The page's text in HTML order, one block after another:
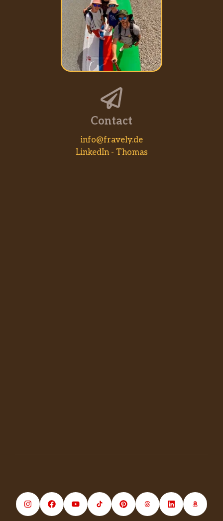
Contact
info@fravely.de
LinkedIn - Thomas